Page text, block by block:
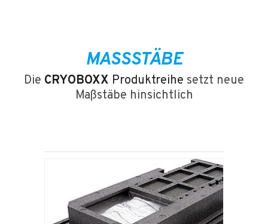
MASSSTÄBE
Die CRYOBOXX Produktreihe setzt neue
Maßstäbe hinsichtlich